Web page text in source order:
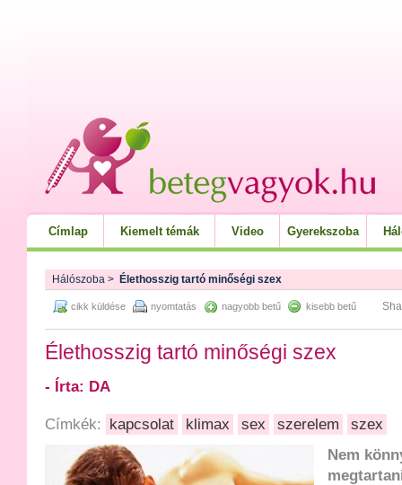
Címlap Kiemelt témák Video Gyerekszoba
Hálószoba > Élethosszig tartó minőségi szex
cikk küldése nyomtatás nagyobb betű kisebb betű
Élethosszig tartó minőségi szex
- Írta: DA
Címkék: kapcsolat klimax sex szerelem
szex
Nem